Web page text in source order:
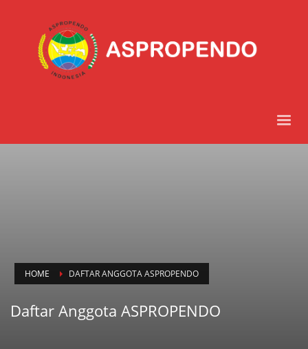
HOME DAFTAR ANGGOTA ASPROPENDO
Daftar Anggota ASPROPENDO